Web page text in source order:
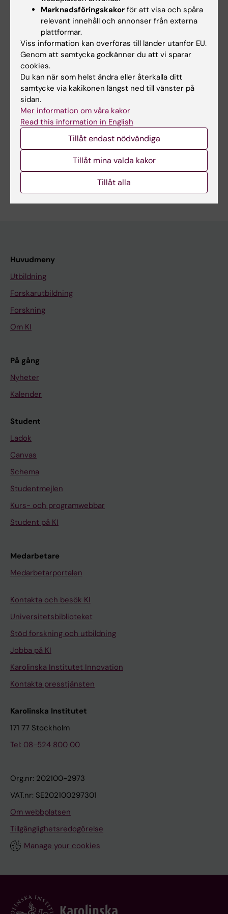
Jochnick Foundation, Hjärt-Lungfonden, and
National Institute of Health (NIH).
Länkar:
Stopping the next pandemic with a nasal spray | KAW
Foundation
Nässprej med unika antikroppar kan stoppa nästa pandemi |
KAW:s stiftelse
Forskningsområden:
Cancer och onkologi
Immunologi inom det medicinska området
Redigera din profil
Huvudmeny
Utbildning
Forskarutbildning
Forskning
Om KI
På gång
Nyheter
Kalender
Student
Ladok
Canvas
Schema
Studentmejlen
Kurs- och programwebbar
Student på KI
Medarbetare
Medarbetarportalen
Kontakta och besök KI
Universitetsbiblioteket
Stöd forskning och utbildning
Jobba på KI
Karolinska Institutet Innovation
Kontakta presstjänsten
Karolinska Institutet
171 77 Stockholm
Tel: 08-524 800 00
Org.nr: 202100-2973
VAT.nr: SE202100297301
Om webbplatsen
Tillgänglighetsredogörelse
Manage your cookies
Marknadsföringskakor för att visa och spåra
relevant innehåll och annonser från externa
plattformar.
Viss information kan överföras till länder utanför EU.
Genom att samtycka godkänner du att vi sparar
cookies.
Du kan när som helst ändra eller återkalla ditt
samtycke via kakikonen längst ned till vänster på
sidan.
Mer information om våra kakor
Read this information in English
Tillåt endast nödvändiga
Tillåt mina valda kakor
Tillåt alla